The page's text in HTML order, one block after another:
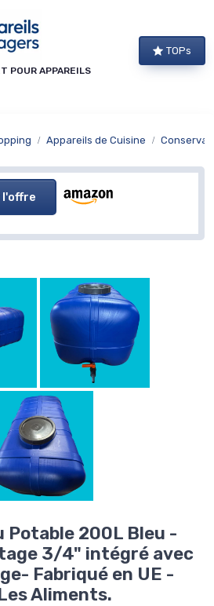
POUR APPAREILS
TOPs
Appareils de Cuisine
l'offre
Potable 200L Bleu -
3/4" intégré avec
Fabriqué en UE -
Aliments.
cookies